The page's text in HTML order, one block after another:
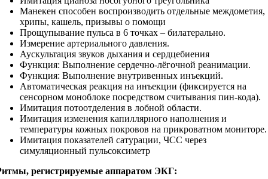
Манекен способен воспроизводить отдельные междометия,
хрипы, кашель, призывы о помощи
Прощупывание пульса в 6 точках – билатерально.
Измерение артериального давления.
Аускультация звуков дыхания и сердцебиения
Функция: Выполнение сердечно-лёгочной реанимации.
Функция: Выполнение внутривенных инъекций.
Автоматическая реакция на инъекции (фиксируется на
сенсорном моноблоке посредством считывания пин-кода).
Имитация потоотделения в лобной области.
Имитация изменения капиллярного наполнения и
температуры кожных покровов на прикроватном мониторе.
Имитация показателей сатурации, ЧСС через
симуляционный пульсоксиметр
регистрируемые аппаратом ЭКГ: